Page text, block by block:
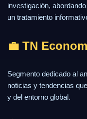
investigación,
un tratamiento
💼 TN
Segmento dedicado al
noticias y tendencias
y del entorno global.